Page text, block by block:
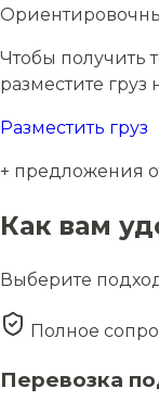
Чтобы получить
разместите груз
Разместить груз
+ предложения
Как вам
Выберите
Полное
Перевозка